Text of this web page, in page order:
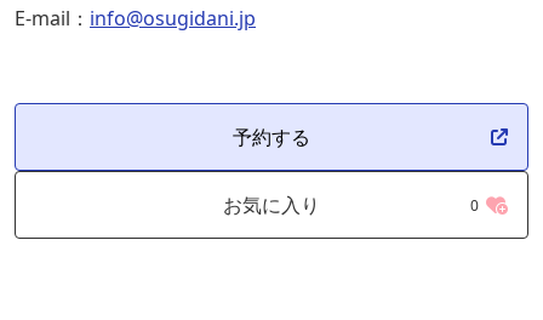
E-mail： info@osugidani.jp
予約する
お気に入り 0